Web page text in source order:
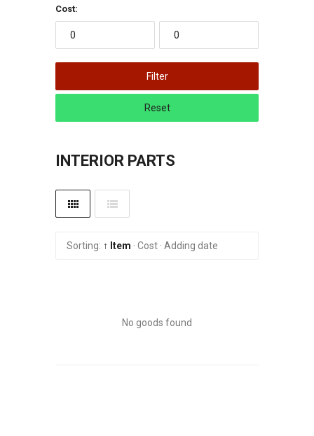
Cost:
Filter
Reset
INTERIOR PARTS
Sorting: ↑ Item · Cost · Adding date
No goods found